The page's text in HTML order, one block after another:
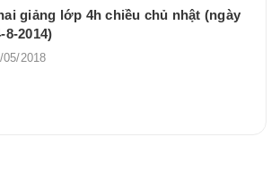
giảng lớp 4h chiều chủ nhật (ngày
8-2014)
05/2018